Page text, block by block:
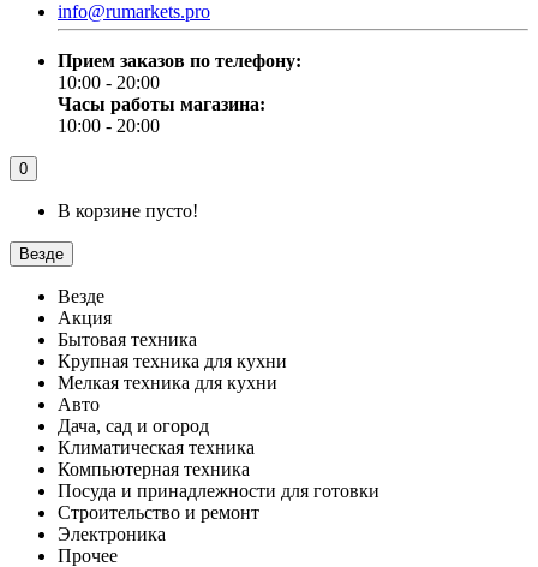
info@rumarkets.pro
Прием заказов по телефону:
10:00 - 20:00
Часы работы магазина:
10:00 - 20:00
0
В корзине пусто!
Везде
Везде
Акция
Бытовая техника
Крупная техника для кухни
Мелкая техника для кухни
Авто
Дача, сад и огород
Климатическая техника
Компьютерная техника
Посуда и принадлежности для готовки
Строительство и ремонт
Электроника
Прочее